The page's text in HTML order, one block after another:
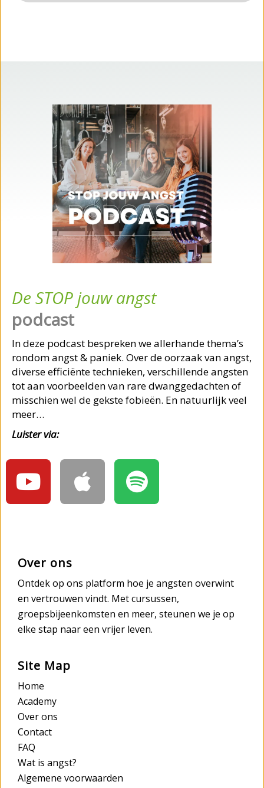
De STOP jouw angst
podcast
In deze podcast bespreken we allerhande thema’s
rondom angst & paniek. Over de oorzaak van angst,
diverse efficiënte technieken, verschillende angsten
tot aan voorbeelden van rare dwanggedachten of
misschien wel de gekste fobieën. En natuurlijk veel
meer…
Luister via:
Over ons
Ontdek op ons platform hoe je angsten overwint
en vertrouwen vindt. Met cursussen,
groepsbijeenkomsten en meer, steunen we je op
elke stap naar een vrijer leven.
Site Map
Home
Academy
Over ons
Contact
FAQ
Wat is angst?
Algemene voorwaarden